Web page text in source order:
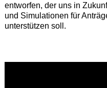
entworfen, der uns in
und Simulationen für
unterstützen soll.